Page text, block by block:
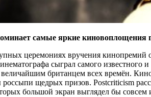
самые яркие киновоплощения
церемониях вручения кинопремий
сыграл самого
британцем всех времён.
щедрых призов. Postcriticism
большой экран выглядел бы совсем